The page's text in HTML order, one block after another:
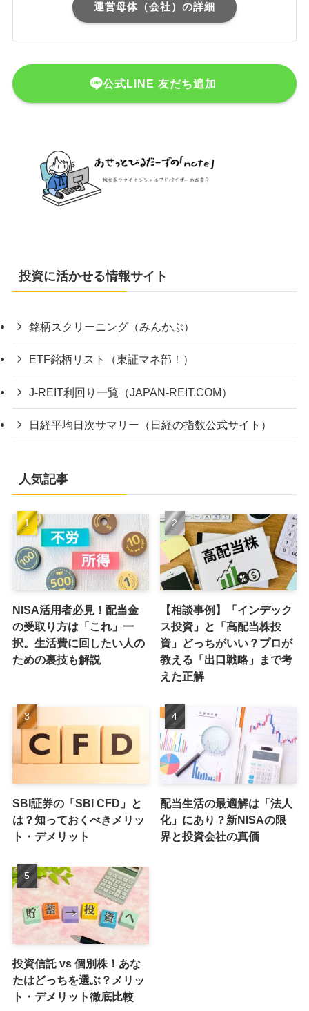
運営母体（会社）の詳細
公式LINE 友だち追加
投資に活かせる情報サイト
銘柄スクリーニング（みんかぶ）
ETF銘柄リスト（東証マネ部！）
J-REIT利回り一覧（JAPAN-REIT.COM）
日経平均日次サマリー（日経の指数公式サイト）
人気記事
NISA活用者必見！配当金
の受取り方は「これ」一
択。生活費に回したい人の
ための裏技も解説
【相談事例】「インデック
ス投資」と「高配当株投
資」どっちがいい？プロが
教える「出口戦略」まで考
えた正解
SBI証券の「SBI CFD」と
は？知っておくべきメリッ
ト・デメリット
配当生活の最適解は「法人
化」にあり？新NISAの限
界と投資会社の真価
投資信託 vs 個別株！あな
たはどっちを選ぶ？メリッ
ト・デメリット徹底比較